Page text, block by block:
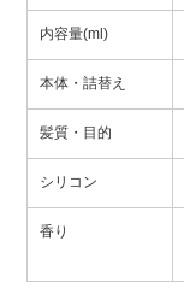
内容量(ml)
本体・詰替え
髪質・目的
シリコン
香り